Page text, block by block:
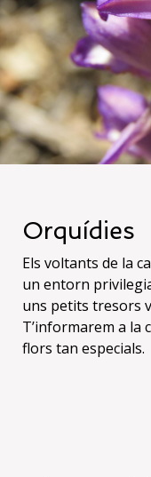
Orquídies
Els voltants de la
un entorn
uns petits tresors
T’informarem a la
flors tan especials.